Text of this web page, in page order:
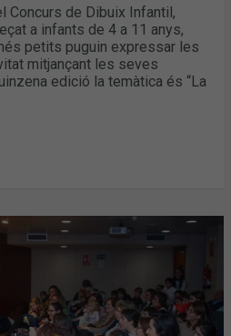
Concurs de Dibuix Infantil,
a infants de 4 a 11 anys,
petits puguin expressar les
mitjançant les seves
edició la temàtica és “La